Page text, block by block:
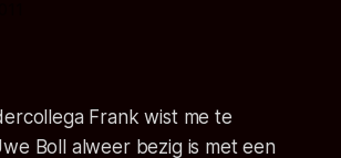
Frank wist me te
Boll alweer bezig is met een